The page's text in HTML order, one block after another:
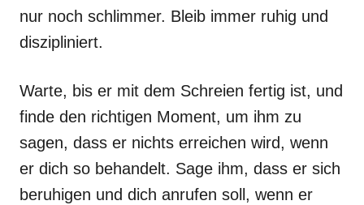
nur noch schlimmer. Bleib immer ruhig und
diszipliniert.
Warte, bis er mit dem Schreien fertig ist, und
finde den richtigen Moment, um ihm zu
sagen, dass er nichts erreichen wird, wenn
er dich so behandelt. Sage ihm, dass er sich
beruhigen und dich anrufen soll, wenn er